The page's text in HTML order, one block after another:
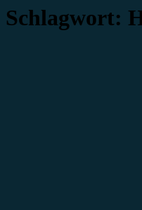
Schlagwort: